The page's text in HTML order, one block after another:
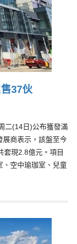
37伙
二(14日)公布獲發滿
展商表示，該盤至今
套現2.8億元。項目
、空中瑜珈室、兒童